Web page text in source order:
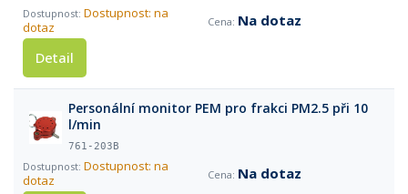
Dostupnost: na
dotaz
Na dotaz
Detail
Personální monitor PEM pro frakci PM2.5 při 10
l/min
761-203B
Dostupnost: na
dotaz
Na dotaz